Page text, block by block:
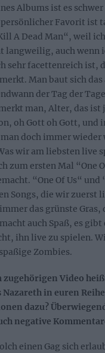
Albums ist es
Favorit ist
A Dead Man“, weil
langweilig, auch wenn
sehr facettenreich ist,
Man baut sich
der Tag der
man, Alter, das ist
oh Gott oh Gott, und
doch immer wieder
wir am liebsten live
zum ersten Mal “One
“One Of Us“ und
Songs, die wir zuerst
das grünste Gras,
auch Spaß, es
ihn live zu spielen.
Zombies.
zugehörigen Video
in euren
dazu?
negative
einen Gag sich